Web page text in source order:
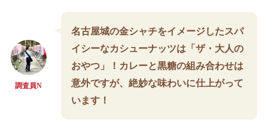
調査員N
名古屋城の金シャチをイメージしたスパ
イシーなカシューナッツは「ザ・大人の
おやつ」！カレーと黒糖の組み合わせは
意外ですが、絶妙な味わいに仕上がって
います！